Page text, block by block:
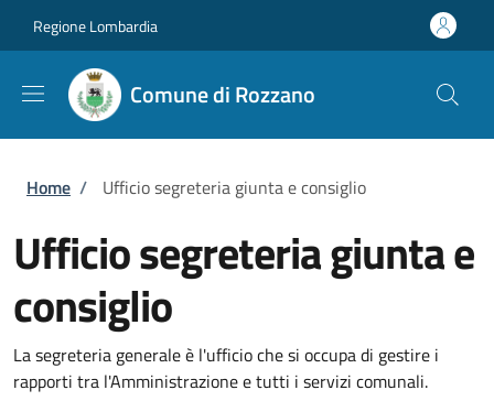
Regione Lombardia
Comune di Rozzano
Briciole di pane
Home / Ufficio segreteria giunta e consiglio
Ufficio segreteria giunta e
consiglio
La segreteria generale è l'ufficio che si occupa di gestire i
rapporti tra l'Amministrazione e tutti i servizi comunali.